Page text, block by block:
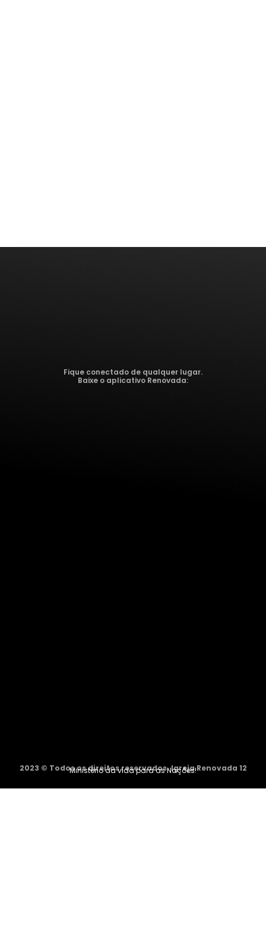
Fique conectado de qualquer lugar.
Baixe o aplicativo Renovada:
2023 © Todos os direitos reservados. Igreja Renovada 12
Ministério da vida para as Nações!